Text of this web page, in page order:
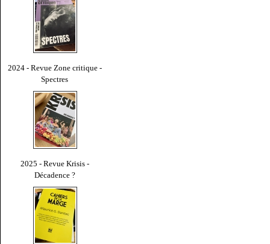
2024 - Revue Zone critique -
Spectres
2025 - Revue Krisis -
Décadence ?